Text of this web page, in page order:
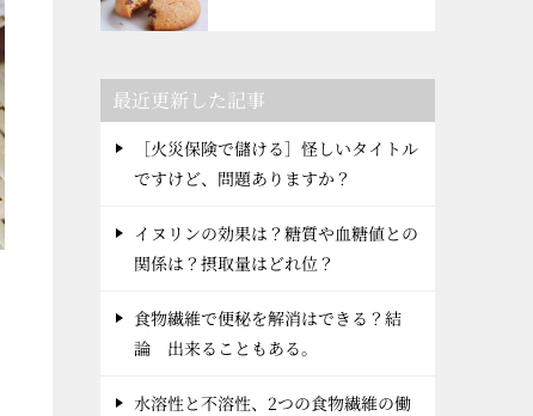
最近更新した記事
［火災保険で儲ける］怪しいタイトル
ですけど、問題ありますか？
イヌリンの効果は？糖質や血糖値との
関係は？摂取量はどれ位？
食物繊維で便秘を解消はできる？結
論 出来ることもある。
水溶性と不溶性、2つの食物繊維の働